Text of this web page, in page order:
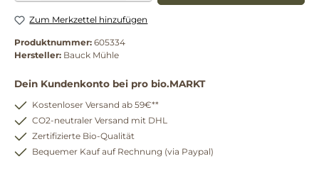
Zum Merkzettel hinzufügen
Produktnummer: 605334
Hersteller: Bauck Mühle
Dein Kundenkonto bei pro bio.MARKT
Kostenloser Versand ab 59€**
CO2-neutraler Versand mit DHL
Zertifizierte Bio-Qualität
Bequemer Kauf auf Rechnung (via Paypal)